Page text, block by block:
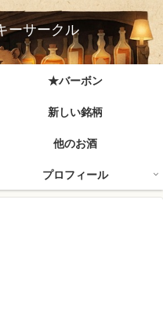
ーサークル
★バーボン
新しい銘柄
他のお酒
プロフィール